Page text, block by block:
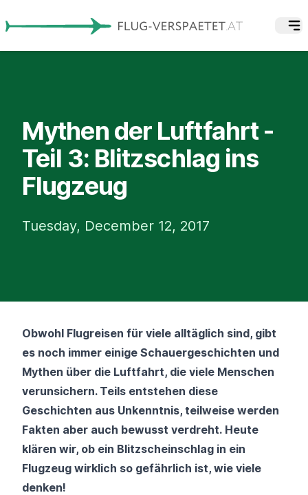
Mythen der Luftfahrt -
Teil 3: Blitzschlag ins
Flugzeug
Tuesday, December 12, 2017
Obwohl Flugreisen für viele alltäglich sind, gibt
es noch immer einige Schauergeschichten und
Mythen über die Luftfahrt, die viele Menschen
verunsichern. Teils entstehen diese
Geschichten aus Unkenntnis, teilweise werden
Fakten aber auch bewusst verdreht. Heute
klären wir, ob ein Blitzscheinschlag in ein
Flugzeug wirklich so gefährlich ist, wie viele
denken!